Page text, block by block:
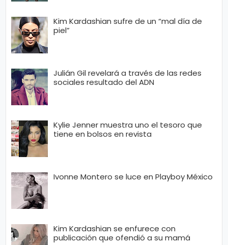
Kim Kardashian sufre de un “mal día de
piel”
Julián Gil revelará a través de las redes
sociales resultado del ADN
Kylie Jenner muestra uno el tesoro que
tiene en bolsos en revista
Ivonne Montero se luce en Playboy México
Kim Kardashian se enfurece con
publicación que ofendió a su mamá